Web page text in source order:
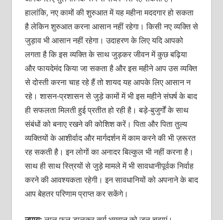
हालांकि, नए कामों की शुरुआत में यह महीना मददगार हो सकता
है लेकिन शुरुआत करना आसान नहीं रहेगा। किसी नए व्यक्ति से
जुड़ाव भी आसान नहीं रहेगा। उदाहरण के लिए यदि आपको
लगता है कि इस व्यक्ति के साथ जुड़कर जीवन में कुछ बढ़िया
और फायदेमंद किया जा सकता है और इस महीने आप उस व्यक्ति
से दोस्ती करना चाह रहे हैं तो शायद यह आपके लिए आसान न
रहे। शासन-प्रशासन से जुड़े कामों में भी इस महीने संघर्ष के बाद
ही सफलता मिलती हुई प्रतीत हो रही है। बड़े-बुजुर्गों के साथ
संबंधों को बनाए रखने की कोशिश करें। पिता और पिता तुल्य
व्यक्तियों के आशीर्वाद और मार्गदर्शन में काम करने की भी ज़रूरत
रह सकती है। इन लोगों का अनादर बिल्कुल भी नहीं करना है।
साथ ही साथ स्त्रियों से जुड़े मामले में भी सावधानीपूर्वक निर्वाह
करने की आवश्यकता रहेगी। इन सावधानियों को अपनाने के बाद
आप बेहतर परिणाम प्राप्त कर सकेंगे।